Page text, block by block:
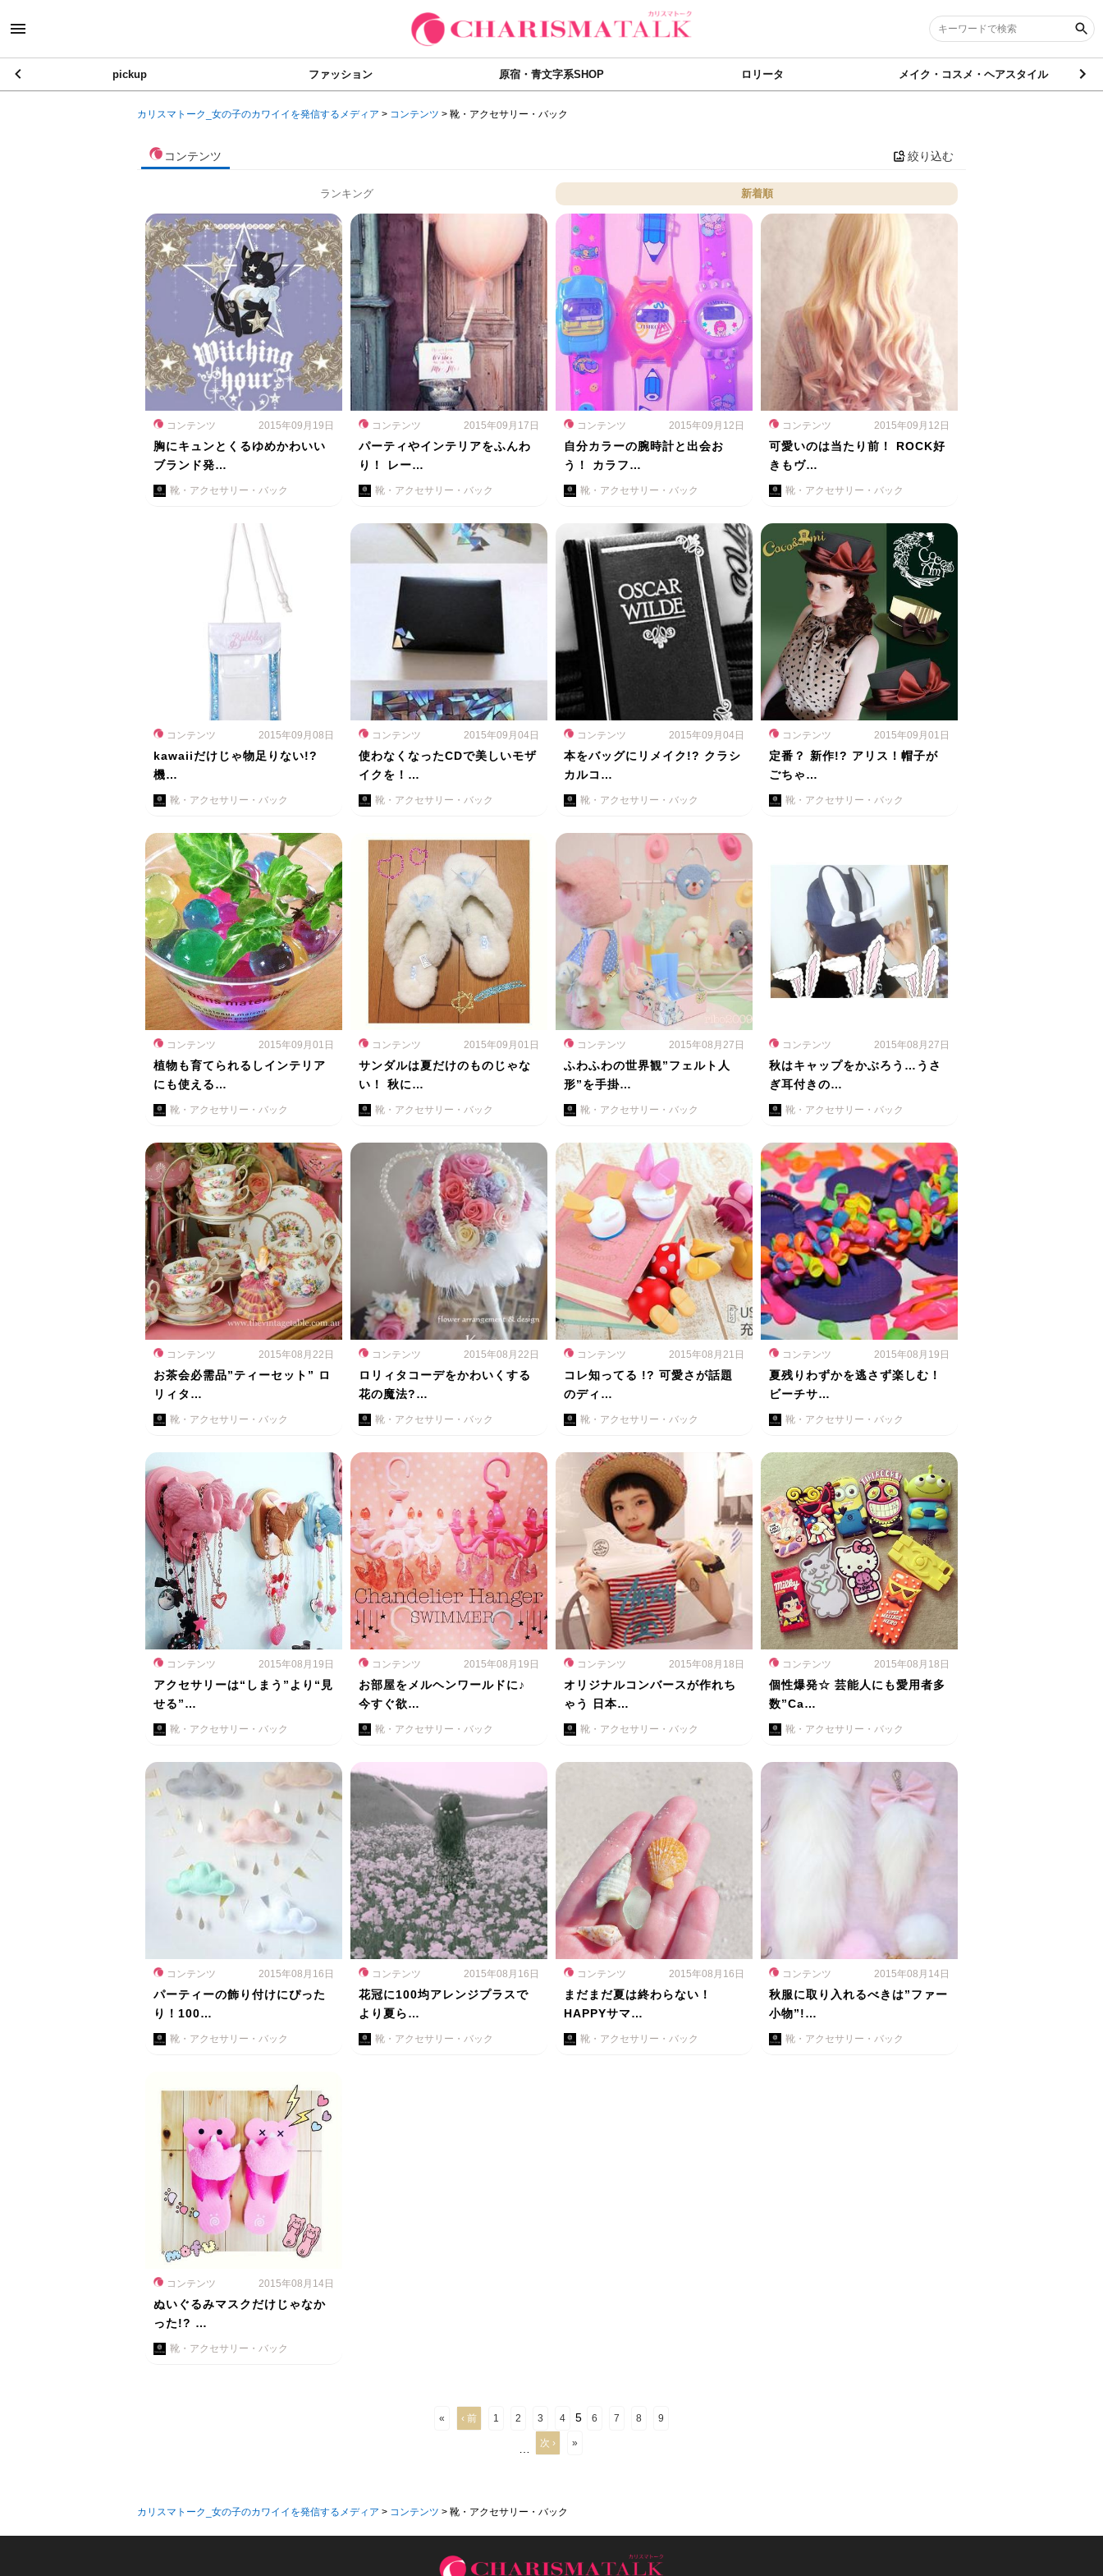
pickup ファッション 原宿・青文字系SHOP ロリータ メイク・コスメ・ヘアスタイル
カリスマトーク_女の子のカワイイを発信するメディア > コンテンツ > 靴・アクセサリー・バック
コンテンツ 絞り込む
ランキング 新着順
コンテンツ 2015年09月19日
胸にキュンとくるゆめかわいい
ブランド発…
靴・アクセサリー・バック
コンテンツ 2015年09月17日
パーティやインテリアをふんわ
り！ レー…
靴・アクセサリー・バック
コンテンツ 2015年09月12日
自分カラーの腕時計と出会お
う！ カラフ…
靴・アクセサリー・バック
コンテンツ 2015年09月12日
可愛いのは当たり前！ ROCK好
きもヴ…
靴・アクセサリー・バック
コンテンツ 2015年09月08日
kawaiiだけじゃ物足りない!?
機…
靴・アクセサリー・バック
コンテンツ 2015年09月04日
使わなくなったCDで美しいモザ
イクを！…
靴・アクセサリー・バック
コンテンツ 2015年09月04日
本をバッグにリメイク!? クラシ
カルコ…
靴・アクセサリー・バック
コンテンツ 2015年09月01日
定番？ 新作!? アリス！帽子が
ごちゃ…
靴・アクセサリー・バック
コンテンツ 2015年09月01日
植物も育てられるしインテリア
にも使える…
靴・アクセサリー・バック
コンテンツ 2015年09月01日
サンダルは夏だけのものじゃな
い！ 秋に…
靴・アクセサリー・バック
コンテンツ 2015年08月27日
ふわふわの世界観”フェルト人
形”を手掛…
靴・アクセサリー・バック
コンテンツ 2015年08月27日
秋はキャップをかぶろう…うさ
ぎ耳付きの…
靴・アクセサリー・バック
コンテンツ 2015年08月22日
お茶会必需品”ティーセット” ロ
リィタ…
靴・アクセサリー・バック
コンテンツ 2015年08月22日
ロリィタコーデをかわいくする
花の魔法?…
靴・アクセサリー・バック
コンテンツ 2015年08月21日
コレ知ってる !? 可愛さが話題
のディ…
靴・アクセサリー・バック
コンテンツ 2015年08月19日
夏残りわずかを逃さず楽しむ！
ビーチサ…
靴・アクセサリー・バック
コンテンツ 2015年08月19日
アクセサリーは“しまう”より“見
せる”…
靴・アクセサリー・バック
コンテンツ 2015年08月19日
お部屋をメルヘンワールドに♪
今すぐ欲…
靴・アクセサリー・バック
コンテンツ 2015年08月18日
オリジナルコンバースが作れち
ゃう 日本…
靴・アクセサリー・バック
コンテンツ 2015年08月18日
個性爆発☆ 芸能人にも愛用者多
数”Ca…
靴・アクセサリー・バック
コンテンツ 2015年08月16日
パーティーの飾り付けにぴった
り！100…
靴・アクセサリー・バック
コンテンツ 2015年08月16日
花冠に100均アレンジプラスで
より夏ら…
靴・アクセサリー・バック
コンテンツ 2015年08月16日
まだまだ夏は終わらない！
HAPPYサマ…
靴・アクセサリー・バック
コンテンツ 2015年08月14日
秋服に取り入れるべきは”ファー
小物”!…
靴・アクセサリー・バック
コンテンツ 2015年08月14日
ぬいぐるみマスクだけじゃなか
った!? …
靴・アクセサリー・バック
« ‹ 前 1 2 3 4 5 6 7 8 9
次 › »
カリスマトーク_女の子のカワイイを発信するメディア > コンテンツ > 靴・アクセサリー・バック